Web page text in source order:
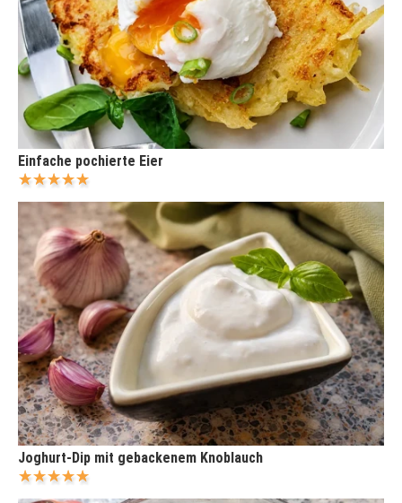
Einfache pochierte Eier
Joghurt-Dip mit gebackenem Knoblauch